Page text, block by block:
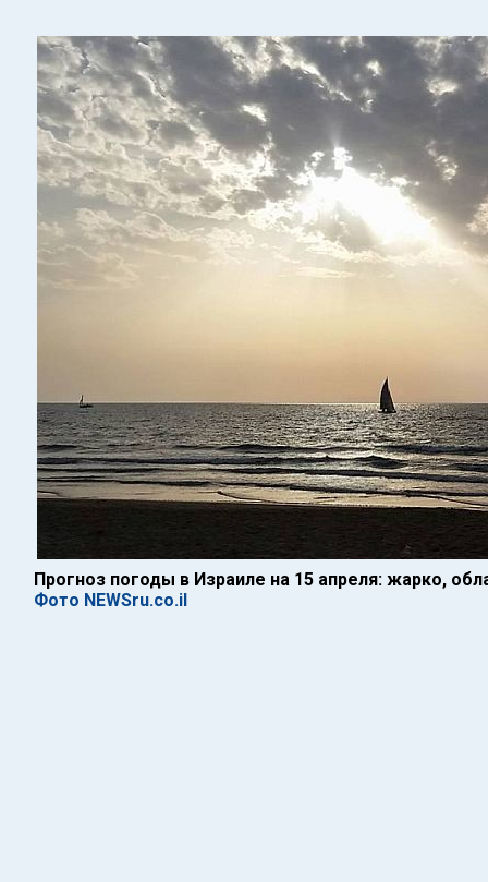
Прогноз погоды в Израиле на 15 апреля: жарко,
Фото NEWSru.co.il